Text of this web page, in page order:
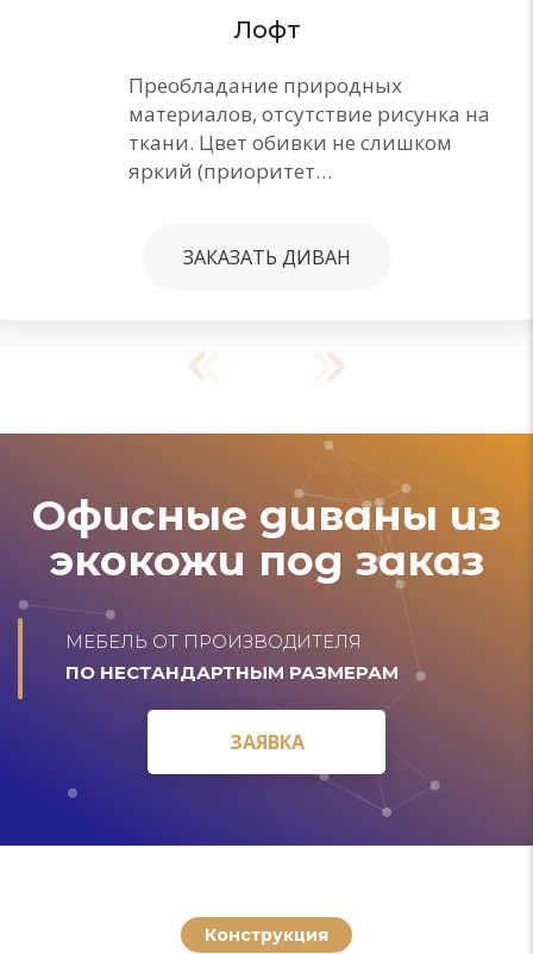
Лофт
Преобладание природных
материалов, отсутствие рисунка на
ткани. Цвет обивки не слишком
яркий (приоритет…
ЗАКАЗАТЬ ДИВАН
Офисные диваны из
экокожи под заказ
МЕБЕЛЬ ОТ ПРОИЗВОДИТЕЛЯ
ПО НЕСТАНДАРТНЫМ РАЗМЕРАМ
ЗАЯВКА
ЗАЯВКА
Конструкция